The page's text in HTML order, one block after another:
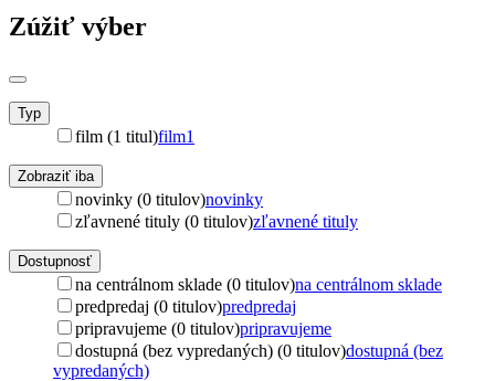
Zúžiť výber
Typ
film (1 titul)film1
Zobraziť iba
novinky (0 titulov)novinky
zľavnené tituly (0 titulov)zľavnené tituly
Dostupnosť
na centrálnom sklade (0 titulov)na centrálnom sklade
predpredaj (0 titulov)predpredaj
pripravujeme (0 titulov)pripravujeme
dostupná (bez vypredaných) (0 titulov)dostupná (bez
vypredaných)